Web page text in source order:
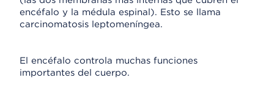
encéfalo y la médula espinal). Esto se llama
carcinomatosis leptomeníngea.
El encéfalo controla muchas funciones
importantes del cuerpo.